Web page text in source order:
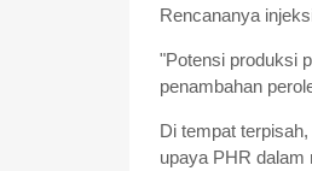
Rencananya
"Potensi produksi
penambahan
Di tempat
upaya PHR